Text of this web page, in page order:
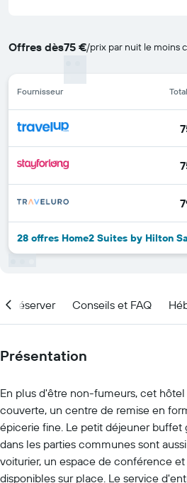
Offres dès75 €/prix par nuit le moins
Fournisseur
réserver Conseils et FAQ
Présentation
En plus d'être non-fumeurs, cet
couverte, un centre de remise en
épicerie fine. Le petit déjeuner
dans les parties communes sont
voiturier, un espace de conférence
disponibles sur place. Le service